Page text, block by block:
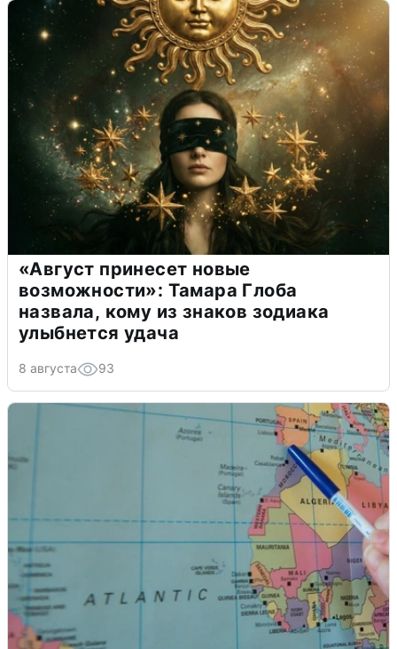
«Август принесет новые
возможности»: Тамара Глоба
назвала, кому из знаков зодиака
улыбнется удача
8 августа 93